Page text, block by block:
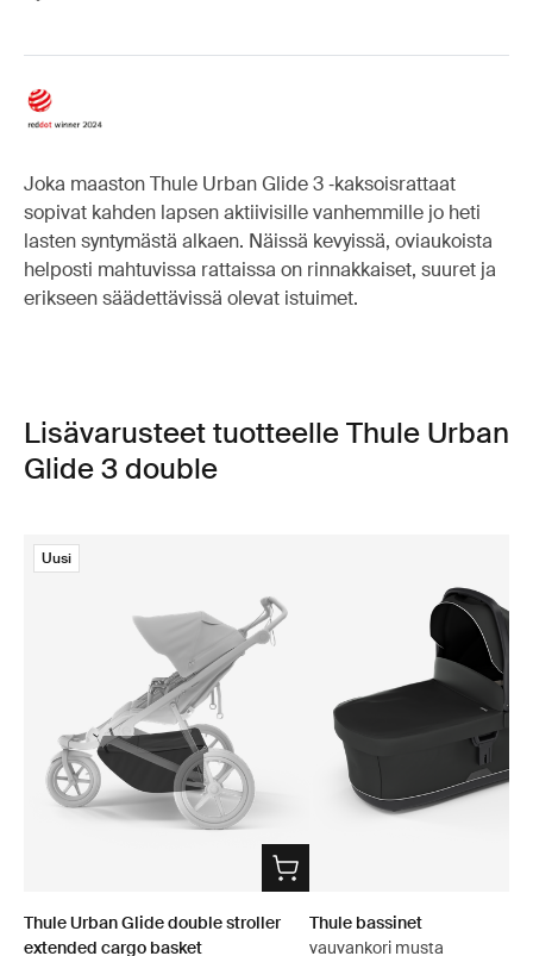
Joka maaston Thule Urban Glide 3 ‑kaksoisrattaat
sopivat kahden lapsen aktiivisille vanhemmille jo heti
lasten syntymästä alkaen. Näissä kevyissä, oviaukoista
helposti mahtuvissa rattaissa on rinnakkaiset, suuret ja
erikseen säädettävissä olevat istuimet.
Lisävarusteet tuotteelle Thule Urban
Glide 3 double
Uusi
Thule Urban Glide double stroller
extended cargo basket
Thule bassinet
vauvankori musta